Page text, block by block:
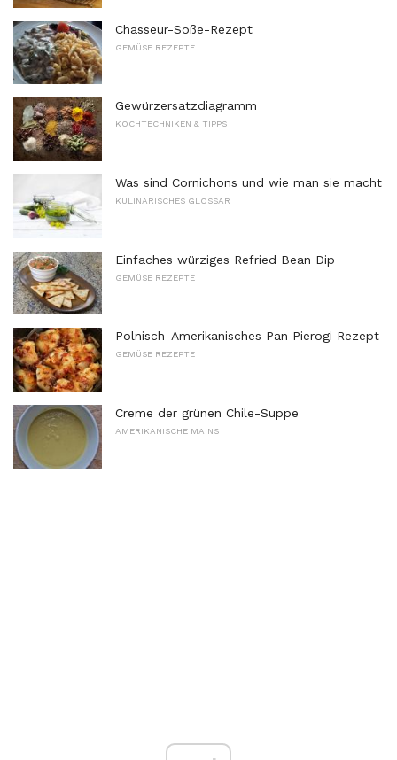
Chasseur-Soße-Rezept
GEMÜSE REZEPTE
Gewürzersatzdiagramm
KOCHTECHNIKEN & TIPPS
Was sind Cornichons und wie man sie macht
KULINARISCHES GLOSSAR
Einfaches würziges Refried Bean Dip
GEMÜSE REZEPTE
Polnisch-Amerikanisches Pan Pierogi Rezept
GEMÜSE REZEPTE
Creme der grünen Chile-Suppe
AMERIKANISCHE MAINS